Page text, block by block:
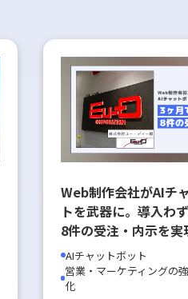
Web制作会社がAIチ
トを武器に。導入わ
8件の受注・内示を実
気通貫」戦略｜株式会
ディー様
AIチャットボット
営業・マーケティングの強
化